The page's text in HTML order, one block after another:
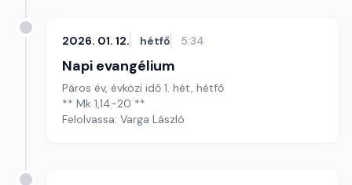
2026. 01. 12. hétfő 5:34
Napi evangélium
Páros év, évközi idő 1. hét, hétfő
** Mk 1,14-20 **
Felolvassa: Varga László